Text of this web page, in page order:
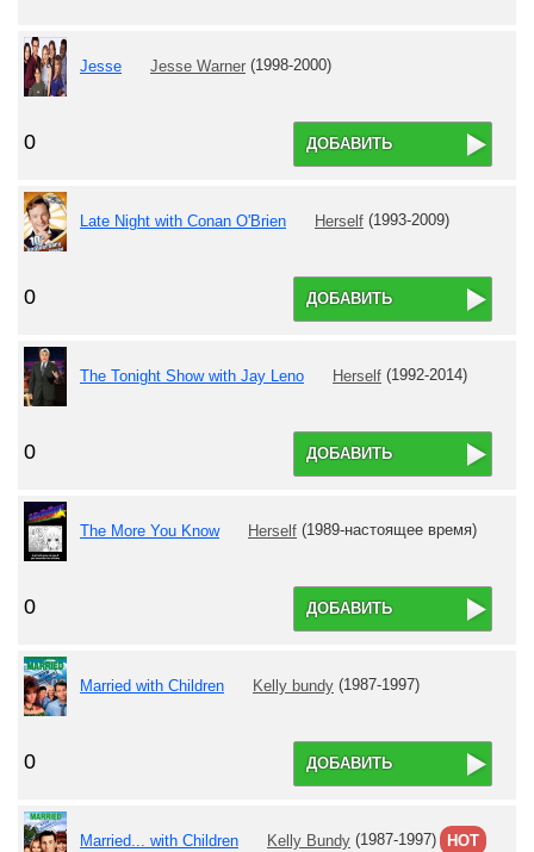
Jesse Jesse Warner (1998-2000)
ДОБАВИТЬ
0
Late Night with Conan O'Brien Herself (1993-2009)
ДОБАВИТЬ
0
The Tonight Show with Jay Leno Herself (1992-2014)
ДОБАВИТЬ
0
The More You Know Herself (1989-настоящее время)
ДОБАВИТЬ
0
Married with Children Kelly bundy (1987-1997)
ДОБАВИТЬ
0
Married... with Children Kelly Bundy (1987-1997) HOT